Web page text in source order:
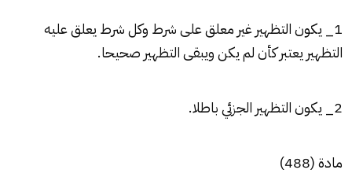
1_ يكون التظهير غير معلق على شرط وكل شرط يعلق عليه
التظهير يعتبر كأن لم يكن ويبقى التظهير صحيحا.
2_ يكون التظهير الجزئي باطلا.
مادة (488)